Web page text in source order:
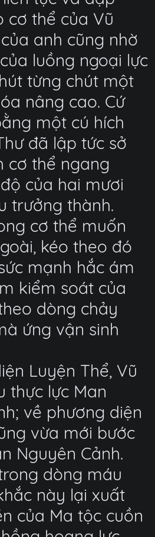
cơ thể của Vũ
anh cũng nhờ
luồng ngoại lực
từng chút một
nâng cao. Cứ
một cú hích
đã lập tức sở
cơ thể ngang
của hai mươi
trưởng thành.
cơ thể muốn
kéo theo đó
mạnh hắc ám
kiểm soát của
dòng chảy
ứng vận sinh
Luyện Thể, Vũ
thực lực Man
về phương diện
vừa mới bước
Nguyên Cảnh.
dòng máu
này lại xuất
của Ma tộc cuồn